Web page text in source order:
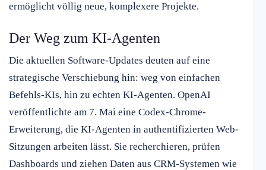
ermöglicht völlig neue, komplexere Projekte.
Der Weg zum KI-Agenten
Die aktuellen Software-Updates deuten auf eine
strategische Verschiebung hin: weg von einfachen
Befehls-KIs, hin zu echten KI-Agenten. OpenAI
veröffentlichte am 7. Mai eine Codex-Chrome-
Erweiterung, die KI-Agenten in authentifizierten Web-
Sitzungen arbeiten lässt. Sie recherchieren, prüfen
Dashboards und ziehen Daten aus CRM-Systemen wie